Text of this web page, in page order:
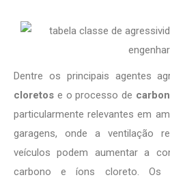
Dentre os principais agentes
cloretos e o processo de
particularmente relevantes em
garagens, onde a ventilação
veículos podem aumentar a
carbono e íons cloreto. Os